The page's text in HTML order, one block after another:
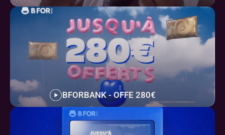
BFORBANK - OFFE 280€